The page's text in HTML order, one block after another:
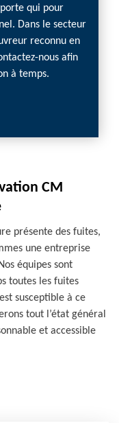
qui pour
Dans le secteur
reconnu en
nous afin
à temps.
CM
présente des fuites,
une entreprise
équipes sont
toutes les fuites
susceptible à ce
tout l’état général
et accessible